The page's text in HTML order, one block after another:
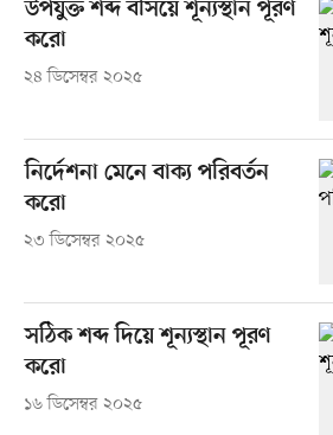
উপযুক্ত শব্দ বসিয়ে শূন্যস্থান পূরণ
করো
২৪ ডিসেম্বর ২০২৫
নির্দেশনা মেনে বাক্য পরিবর্তন
করো
২৩ ডিসেম্বর ২০২৫
সঠিক শব্দ দিয়ে শূন্যস্থান পূরণ
করো
১৬ ডিসেম্বর ২০২৫